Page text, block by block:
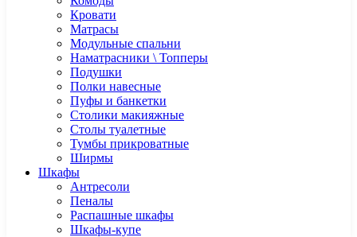
Кровати
Матрасы
Модульные спальни
Наматрасники \ Топперы
Подушки
Полки навесные
Пуфы и банкетки
Столики макияжные
Столы туалетные
Тумбы прикроватные
Ширмы
Шкафы
Антресоли
Пеналы
Распашные шкафы
Шкафы-купе